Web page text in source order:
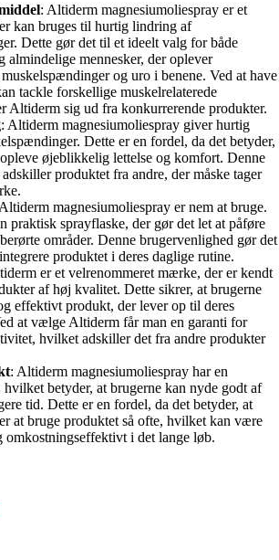
: Altiderm magnesiumoliespray er et
kan bruges til hurtig lindring af
Dette gør det til et ideelt valg for både
almindelige mennesker, der oplever
og uro i benene. Ved at have
tackle forskellige muskelrelaterede
Altiderm sig ud fra konkurrerende produkter.
: Altiderm magnesiumoliespray giver hurtig
Dette er en fordel, da det betyder,
øjeblikkelig lettelse og komfort. Denne
produktet fra andre, der måske tager
magnesiumoliespray er nem at bruge.
praktisk sprayflaske, der gør det let at påføre
områder. Denne brugervenlighed gør det
produktet i deres daglige rutine.
er et velrenommeret mærke, der er kendt
af høj kvalitet. Dette sikrer, at brugerne
effektivt produkt, der lever op til deres
at vælge Altiderm får man en garanti for
hvilket adskiller det fra andre produkter
: Altiderm magnesiumoliespray har en
betyder, at brugerne kan nyde godt af
tid. Dette er en fordel, da det betyder, at
at bruge produktet så ofte, hvilket kan være
omkostningseffektivt i det lange løb.